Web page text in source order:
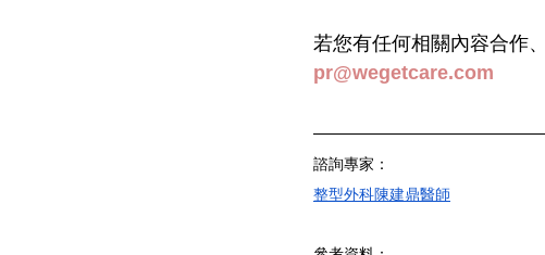
若您有任何相關內容合作
pr@wegetcare.com
諮詢專家：
整型外科陳建鼎醫師